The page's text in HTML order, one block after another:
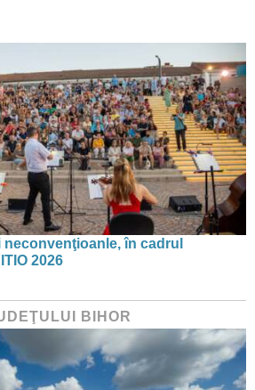
în cadrul
2026
BIHOR